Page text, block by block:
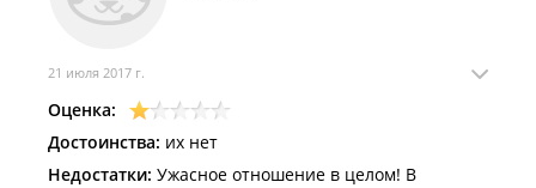
21 июля 2017 г.
Оценка:
Достоинства: их нет
Недостатки: Ужасное отношение в целом! В